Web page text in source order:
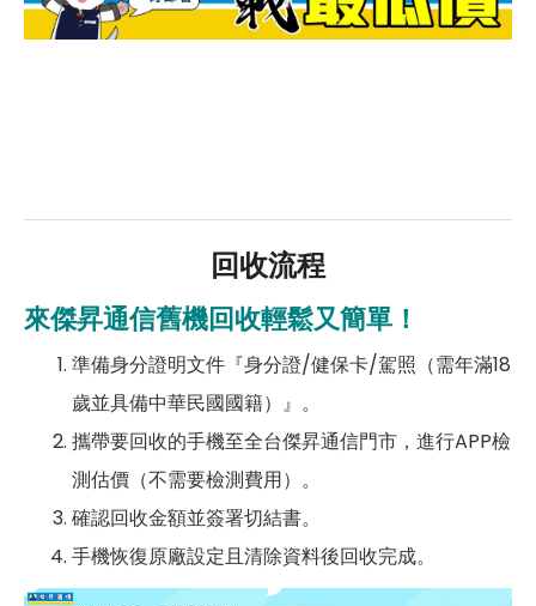
回收流程
來傑昇通信舊機回收輕鬆又簡單！
準備身分證明文件『身分證/健保卡/駕照（需年滿18
歲並具備中華民國國籍）』。
攜帶要回收的手機至全台傑昇通信門市，進行APP檢
測估價（不需要檢測費用）。
確認回收金額並簽署切結書。
手機恢復原廠設定且清除資料後回收完成。